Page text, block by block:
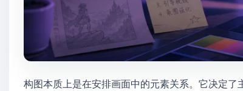
构图本质上是在安排画面中的元素关系。它决定了